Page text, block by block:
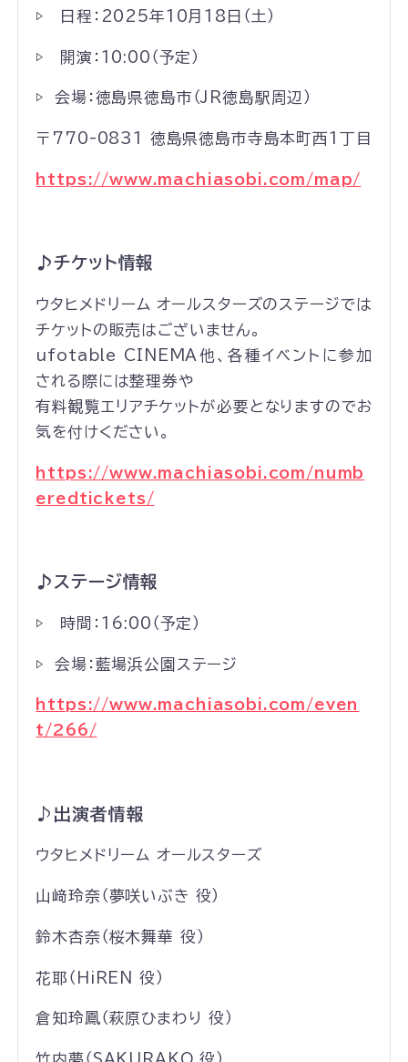
▷ 日程：2025年10月18日（土）
▷ 開演：10:00（予定）
▷ 会場：徳島県徳島市（JR徳島駅周辺）
〒770-0831 徳島県徳島市寺島本町西1丁目
https://www.machiasobi.com/map/
♪チケット情報
ウタヒメドリーム オールスターズのステージでは
チケットの販売はございません。
ufotable CINEMA他、各種イベントに参加
される際には整理券や
有料観覧エリアチケットが必要となりますのでお
気を付けください。
https://www.machiasobi.com/numb
eredtickets/
♪ステージ情報
▷ 時間：16:00（予定）
▷ 会場：藍場浜公園ステージ
https://www.machiasobi.com/even
t/266/
♪ 出演者情報
ウタヒメドリーム オールスターズ
山﨑玲奈（夢咲いぶき 役）
鈴木杏奈（桜木舞華 役）
花耶（HiREN 役）
倉知玲鳳（萩原ひまわり 役）
竹内夢（SAKURAKO 役）